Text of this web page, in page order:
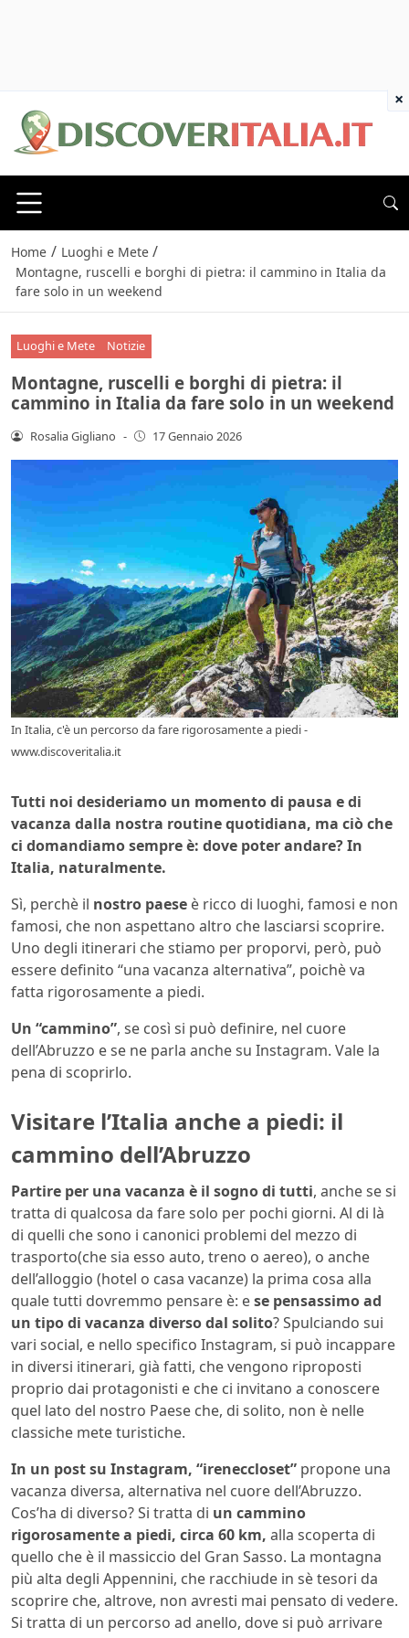
Home / Luoghi e Mete /
Montagne, ruscelli e borghi di pietra: il cammino in Italia da
fare solo in un weekend
Luoghi e Mete Notizie
Montagne, ruscelli e borghi di pietra: il
cammino in Italia da fare solo in un weekend
Rosalia Gigliano - 17 Gennaio 2026
In Italia, c'è un percorso da fare rigorosamente a piedi -
www.discoveritalia.it
Tutti noi desideriamo un momento di pausa e di
vacanza dalla nostra routine quotidiana, ma ciò che
ci domandiamo sempre è: dove poter andare? In
Italia, naturalmente.
Sì, perchè il nostro paese è ricco di luoghi, famosi e non
famosi, che non aspettano altro che lasciarsi scoprire.
Uno degli itinerari che stiamo per proporvi, però, può
essere definito “una vacanza alternativa”, poichè va
fatta rigorosamente a piedi.
Un “cammino”, se così si può definire, nel cuore
dell’Abruzzo e se ne parla anche su Instagram. Vale la
pena di scoprirlo.
Visitare l’Italia anche a piedi: il
cammino dell’Abruzzo
Partire per una vacanza è il sogno di tutti, anche se si
tratta di qualcosa da fare solo per pochi giorni. Al di là
di quelli che sono i canonici problemi del mezzo di
trasporto(che sia esso auto, treno o aereo), o anche
dell’alloggio (hotel o casa vacanze) la prima cosa alla
quale tutti dovremmo pensare è: ese pensassimo ad
un tipo di vacanza diverso dal solito? Spulciando sui
vari social, e nello specifico Instagram, si può incappare
in diversi itinerari, già fatti, che vengono riproposti
proprio dai protagonisti e che ci invitano a conoscere
quel lato del nostro Paese che, di solito, non è nelle
classiche mete turistiche.
In un post su Instagram, “ireneccloset” propone una
vacanza diversa, alternativa nel cuore dell’Abruzzo.
Cos’ha di diverso? Si tratta di un cammino
rigorosamente a piedi, circa 60 km, alla scoperta di
quello che è il massiccio del Gran Sasso. La montagna
più alta degli Appennini, che racchiude in sè tesori da
scoprire che, altrove, non avresti mai pensato di vedere.
Si tratta di un percorso ad anello, dove si può arrivare
×